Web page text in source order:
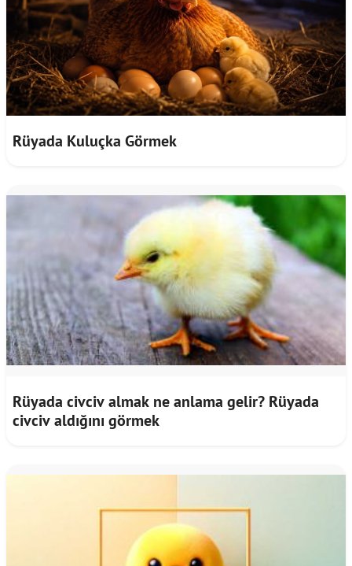
Rüyada Kuluçka Görmek
Rüyada civciv almak ne anlama gelir? Rüyada
civciv aldığını görmek